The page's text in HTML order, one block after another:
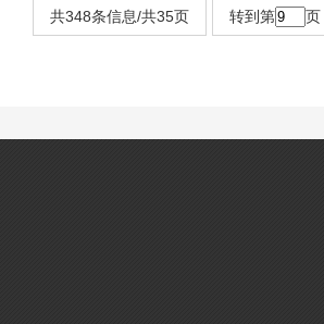
共348条信息/共35页 转到第 页